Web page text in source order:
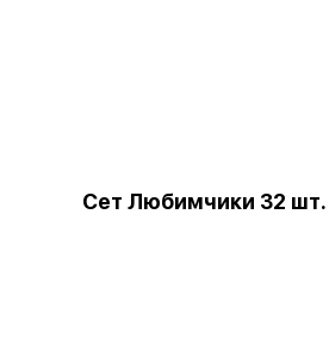
Сет Любимчики 32 шт.